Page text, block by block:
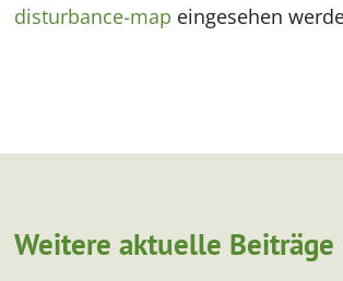
disturbance-map eingesehen
Weitere aktuelle Beiträge